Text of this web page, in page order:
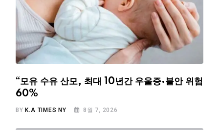
“모유 수유 산모, 최대 10년간 우울증·불안 위험
60%
BY K.A TIMES NY 8월 7, 2026